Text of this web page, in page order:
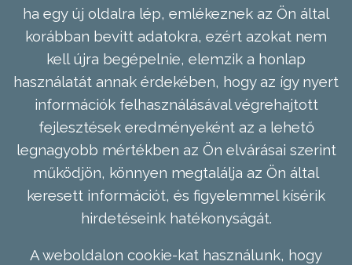
ha egy új oldalra lép, emlékeznek az Ön által
korábban bevitt adatokra, ezért azokat nem
kell újra begépelnie, elemzik a honlap
használatát annak érdekében, hogy az így nyert
információk felhasználásával végrehajtott
fejlesztések eredményeként az a lehető
legnagyobb mértékben az Ön elvárásai szerint
működjön, könnyen megtalálja az Ön által
keresett információt, és figyelemmel kísérik
hirdetéseink hatékonyságát.
A weboldalon cookie-kat használunk, hogy